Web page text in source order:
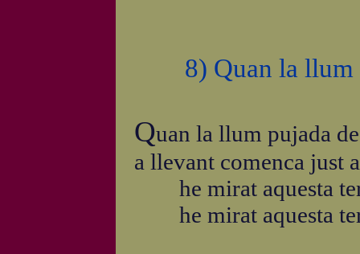
8) Quan la llum
Quan la llum pujada
a llevant comenca just
he mirat aquesta
he mirat aquesta